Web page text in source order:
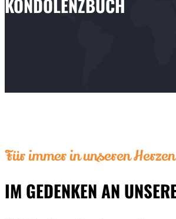
KONDOLENZBUCH
Für immer in unseren Herzen
IM GEDENKEN AN